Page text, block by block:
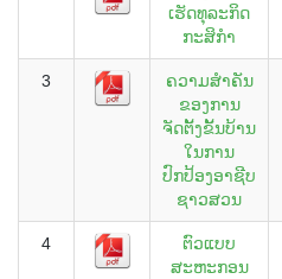
ເຮັດທຸລະກິດ
ກະສິກໍາ
3
ຄວາມສຳຄັນ
ຂອງການ
ຈັດຕັ້ງຂັ້ນບ້ານ
ໃນການ
ປົກປ້ອງອາຊີບ
ຊາວສວນ
4
ຕົວແບບ
ສະຫະກອນ